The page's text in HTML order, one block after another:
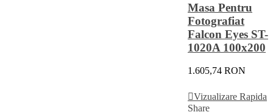
Masa Pentru
Fotografiat
Falcon Eyes ST-
1020A 100x200
1.605,74 RON
Vizualizare Rapida
Share